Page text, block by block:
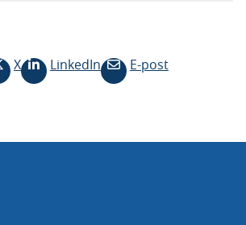
X LinkedIn E-post